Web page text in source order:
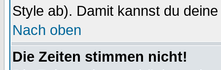
Style ab). Damit kannst du
Nach oben
Die Zeiten stimmen nicht!